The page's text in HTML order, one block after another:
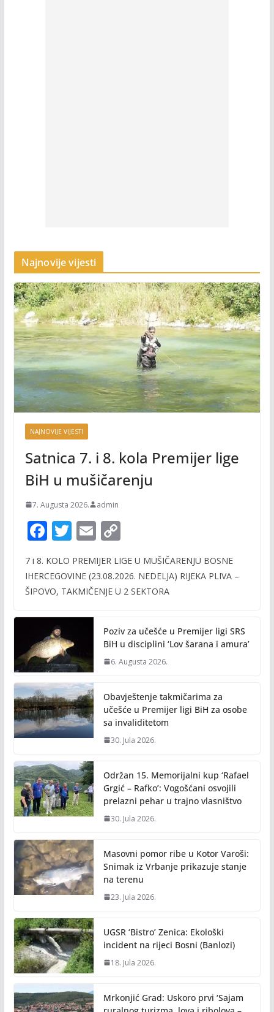
Najnovije vijesti
NAJNOVIJE VIJESTI
Satnica 7. i 8. kola Premijer lige
BiH u mušičarenju
7. Augusta 2026. admin
F
e
b
o
k
T
itt
er
E
ai
l
C
p
y
n
k
7 i 8. KOLO PREMIJER LIGE U MUŠIČARENJU BOSNE
IHERCEGOVINE (23.08.2026. NEDELJA) RIJEKA PLIVA –
ŠIPOVO, TAKMIČENJE U 2 SEKTORA
Poziv za učešće u Premijer ligi SRS
BiH u disciplini ‘Lov šarana i amura’
6. Augusta 2026.
Obavještenje takmičarima za
učešće u Premijer ligi BiH za osobe
sa invaliditetom
30. Jula 2026.
Održan 15. Memorijalni kup ‘Rafael
Grgić – Rafko’: Vogošćani osvojili
prelazni pehar u trajno vlasništvo
30. Jula 2026.
Masovni pomor ribe u Kotor Varoši:
Snimak iz Vrbanje prikazuje stanje
na terenu
23. Jula 2026.
UGSR ‘Bistro’ Zenica: Ekološki
incident na rijeci Bosni (Banlozi)
18. Jula 2026.
Mrkonjić Grad: Uskoro prvi ‘Sajam